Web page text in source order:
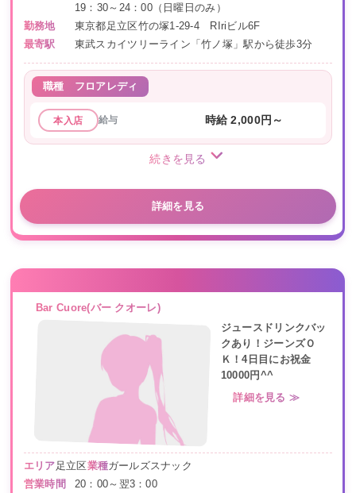
19：30～24：00（日曜日のみ）
勤務地
東京都足立区竹の塚1-29-4 RIriビル6F
最寄駅
東武スカイツリーライン「竹ノ塚」駅から徒歩3分
職種 フロアレディ
本入店 給与 時給 2,000円～
続きを見る
詳細を見る
Bar Cuore(バー クオーレ)
ジュースドリンクバッ
クあり！ジーンズＯ
Ｋ！4日目にお祝金
10000円^^
詳細を見る ≫
エリア足立区 業種ガールズスナック
営業時間
20：00～翌3：00